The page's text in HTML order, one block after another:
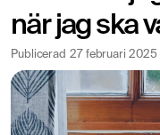
när jag ska
Publicerad 27 februari 2025